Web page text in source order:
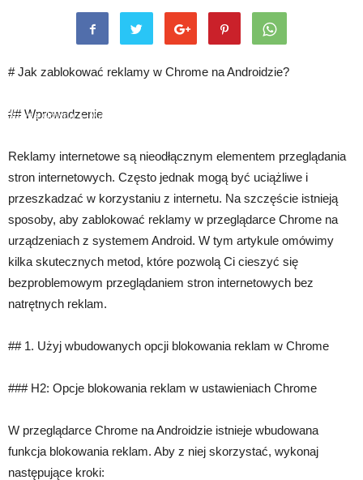
Strona główna Marketing
# Jak zablokować reklamy w Chrome na Androidzie?
## Wprowadzenie
Reklamy internetowe są nieodłącznym elementem przeglądania
stron internetowych. Często jednak mogą być uciążliwe i
przeszkadzać w korzystaniu z internetu. Na szczęście istnieją
sposoby, aby zablokować reklamy w przeglądarce Chrome na
urządzeniach z systemem Android. W tym artykule omówimy
kilka skutecznych metod, które pozwolą Ci cieszyć się
bezproblemowym przeglądaniem stron internetowych bez
natrętnych reklam.
## 1. Użyj wbudowanych opcji blokowania reklam w Chrome
### H2: Opcje blokowania reklam w ustawieniach Chrome
W przeglądarce Chrome na Androidzie istnieje wbudowana
funkcja blokowania reklam. Aby z niej skorzystać, wykonaj
następujące kroki: